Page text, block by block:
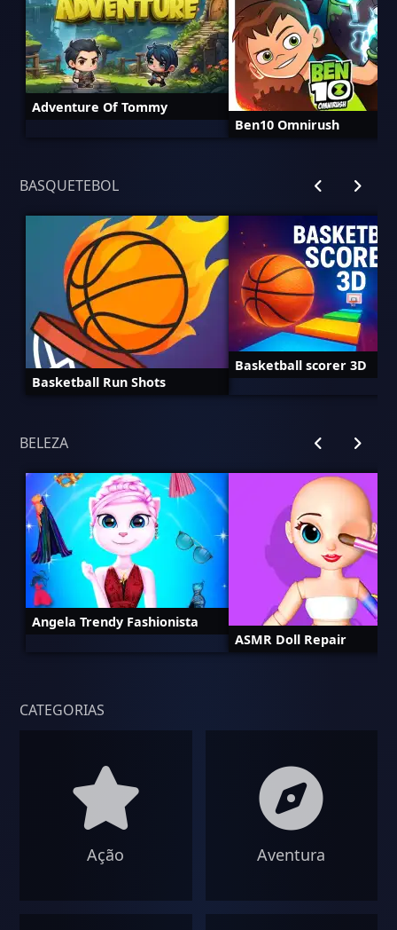
Adventure Of Tommy
Ben10 Omnirush
BASQUETEBOL
Basketball Run Shots
Basketball scorer 3D
BELEZA
Angela Trendy Fashionista
ASMR Doll Repair
CATEGORIAS
Ação Aventura